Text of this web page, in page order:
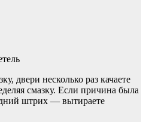
двери несколько раз качаете
смазку. Если причина была
штрих — вытираете